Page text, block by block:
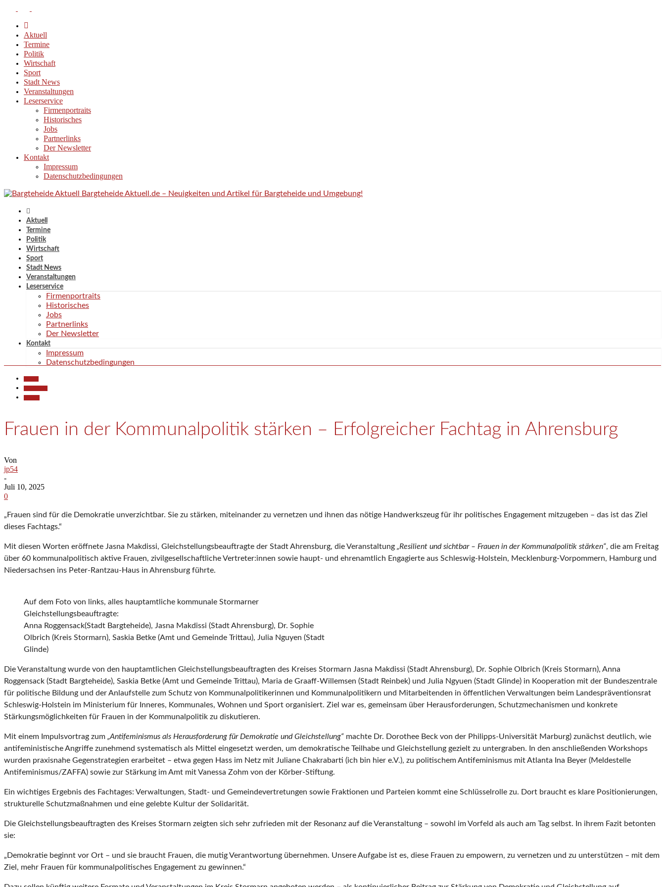
Aktuell
Termine
Politik
Wirtschaft
Sport
Stadt News
Veranstaltungen
Leserservice
Firmenportraits
Historisches
Jobs
Partnerlinks
Der Newsletter
Kontakt
Impressum
Datenschutzbedingungen
Bargteheide Aktuell.de – Neuigkeiten und Artikel für Bargteheide und Umgebung!
Aktuell
Termine
Politik
Wirtschaft
Sport
Stadt News
Veranstaltungen
Leserservice
Firmenportraits
Historisches
Jobs
Partnerlinks
Der Newsletter
Kontakt
Impressum
Datenschutzbedingungen
Frauen in der Kommunalpolitik stärken – Erfolgreicher Fachtag in Ahrensburg
Von
jp54
-
Juli 10, 2025
0
„Frauen sind für die Demokratie unverzichtbar. Sie zu stärken, miteinander zu vernetzen und ihnen das nötige Handwerkszeug für ihr politisches Engagement mitzugeben – das ist das Ziel
dieses Fachtags.“
Mit diesen Worten eröffnete Jasna Makdissi, Gleichstellungsbeauftragte der Stadt Ahrensburg, die Veranstaltung „Resilient und sichtbar – Frauen in der Kommunalpolitik stärken“, die am Freitag
über 60 kommunalpolitisch aktive Frauen, zivilgesellschaftliche Vertreter:innen sowie haupt- und ehrenamtlich Engagierte aus Schleswig-Holstein, Mecklenburg-Vorpommern, Hamburg und
Niedersachsen ins Peter-Rantzau-Haus in Ahrensburg führte.
Auf dem Foto von links, alles hauptamtliche kommunale Stormarner
Gleichstellungsbeauftragte:
Anna Roggensack(Stadt Bargteheide), Jasna Makdissi (Stadt Ahrensburg), Dr. Sophie
Olbrich (Kreis Stormarn), Saskia Betke (Amt und Gemeinde Trittau), Julia Nguyen (Stadt
Glinde)
Die Veranstaltung wurde von den hauptamtlichen Gleichstellungsbeauftragten des Kreises Stormarn Jasna Makdissi (Stadt Ahrensburg), Dr. Sophie Olbrich (Kreis Stormarn), Anna
Roggensack (Stadt Bargteheide), Saskia Betke (Amt und Gemeinde Trittau), Maria de Graaff-Willemsen (Stadt Reinbek) und Julia Ngyuen (Stadt Glinde) in Kooperation mit der Bundeszentrale
für politische Bildung und der Anlaufstelle zum Schutz von Kommunalpolitikerinnen und Kommunalpolitikern und Mitarbeitenden in öffentlichen Verwaltungen beim Landespräventionsrat
Schleswig-Holstein im Ministerium für Inneres, Kommunales, Wohnen und Sport organisiert. Ziel war es, gemeinsam über Herausforderungen, Schutzmechanismen und konkrete
Stärkungsmöglichkeiten für Frauen in der Kommunalpolitik zu diskutieren.
Mit einem Impulsvortrag zum „Antifeminismus als Herausforderung für Demokratie und Gleichstellung“ machte Dr. Dorothee Beck von der Philipps-Universität Marburg) zunächst deutlich, wie
antifeministische Angriffe zunehmend systematisch als Mittel eingesetzt werden, um demokratische Teilhabe und Gleichstellung gezielt zu untergraben. In den anschließenden Workshops
wurden praxisnahe Gegenstrategien erarbeitet – etwa gegen Hass im Netz mit Juliane Chakrabarti (ich bin hier e.V.), zu politischem Antifeminismus mit Atlanta Ina Beyer (Meldestelle
Antifeminismus/ZAFFA) sowie zur Stärkung im Amt mit Vanessa Zohm von der Körber-Stiftung.
Ein wichtiges Ergebnis des Fachtages: Verwaltungen, Stadt- und Gemeindevertretungen sowie Fraktionen und Parteien kommt eine Schlüsselrolle zu. Dort braucht es klare Positionierungen,
strukturelle Schutzmaßnahmen und eine gelebte Kultur der Solidarität.
Die Gleichstellungsbeauftragten des Kreises Stormarn zeigten sich sehr zufrieden mit der Resonanz auf die Veranstaltung – sowohl im Vorfeld als auch am Tag selbst. In ihrem Fazit betonten
sie:
„Demokratie beginnt vor Ort – und sie braucht Frauen, die mutig Verantwortung übernehmen. Unsere Aufgabe ist es, diese Frauen zu empowern, zu vernetzen und zu unterstützen – mit dem
Ziel, mehr Frauen für kommunalpolitisches Engagement zu gewinnen.“